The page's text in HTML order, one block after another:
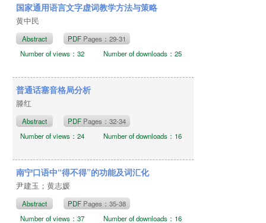
国家通用语言文字虚词教学方法与策略
黄中民
Abstract PDF Pages：29-31
Number of views：32
Number of downloads：25
普通话塞音格局分析
滕红
Abstract PDF Pages：32-34
Number of views：24
Number of downloads：16
南宁口语中“得不得”的功能及词汇化
尹建玉；黄志媛
Abstract PDF Pages：35-38
Number of views：37
Number of downloads：16